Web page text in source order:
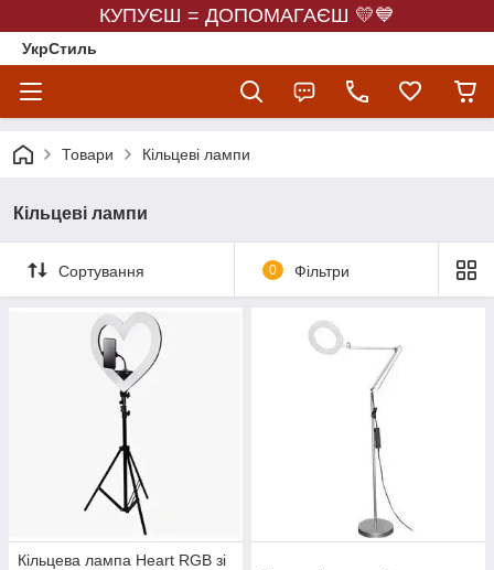
КУПУЄШ = ДОПОМАГАЄШ 💛💙
УкрСтиль
Товари Кільцеві лампи
Кільцеві лампи
Сортування 0 Фільтри
Кільцева лампа Heart RGB зі